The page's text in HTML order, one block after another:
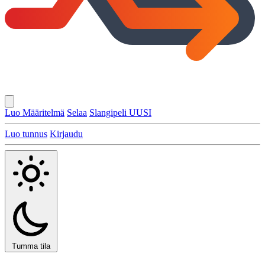
Luo Määritelmä Selaa Slangipeli UUSI
Luo tunnus Kirjaudu
Tumma tila